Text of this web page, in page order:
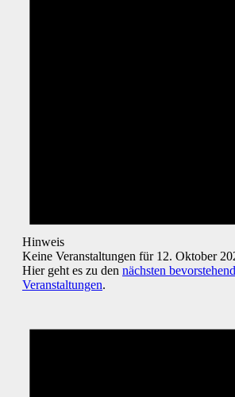
Hinweis
Keine Veranstaltungen für 12. Oktober
Hier geht es zu den nächsten
Veranstaltungen.